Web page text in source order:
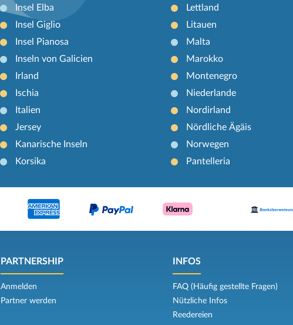
Insel Elba
Insel Giglio
Insel Pianosa
Inseln von Galicien
Irland
Ischia
Italien
Jersey
Kanarische Inseln
Korsika
Lettland
Litauen
Malta
Marokko
Montenegro
Niederlande
Nordirland
Nördliche Ägäis
Norwegen
Pantelleria
PARTNERSHIP
Anmelden
Partner werden
INFOS
FAQ (Häufig gestellte Fragen)
Nützliche Infos
Reedereien